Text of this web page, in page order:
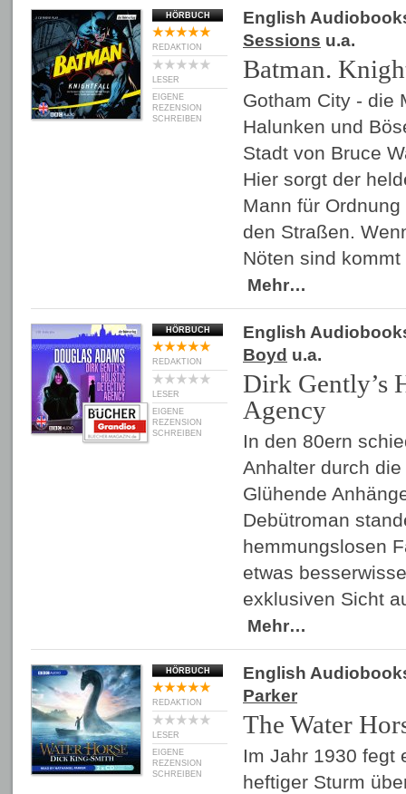
HÖRBUCH
REDAKTION
LESER
EIGENE
REZENSION
SCHREIBEN
English
Sessions u.a.
Batman.
Gotham City - die
Halunken und
Stadt von Bruce
Hier sorgt der
Mann für
den Straßen.
Nöten sind
Mehr…
HÖRBUCH
REDAKTION
LESER
EIGENE
REZENSION
SCHREIBEN
English
Boyd u.a.
Dirk Gently’s
Agency
In den 80ern
Anhalter durch
Glühende
Debütroman
hemmungslosen
etwas
exklusiven Sicht
Mehr…
HÖRBUCH
REDAKTION
LESER
EIGENE
REZENSION
SCHREIBEN
English
Parker
The Water
Im Jahr 1930 fegt
heftiger Sturm